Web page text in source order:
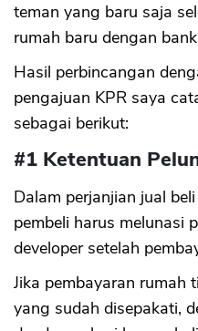
teman yang baru saja
rumah baru dengan
Hasil perbincangan
pengajuan KPR saya
sebagai berikut:
#1 Ketentuan
Dalam perjanjian jual
pembeli harus melunasi
developer setelah
Jika pembayaran rumah
yang sudah disepakati,